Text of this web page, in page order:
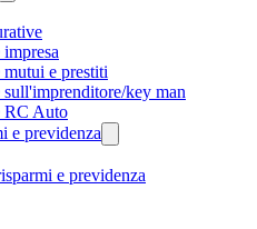
e prestiti
sull'imprenditore/key man
RC Auto
e previdenza
e previdenza